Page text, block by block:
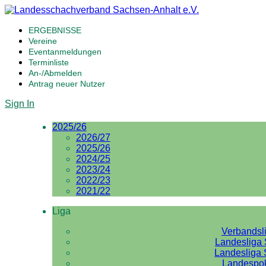
ERGEBNISSE
Vereine
Eventanmeldungen
Terminliste
An-/Abmelden
Antrag neuer Nutzer
Sign In
2025/26
2026/27
2025/26
2024/25
2023/24
2022/23
2021/22
Liga
Landesliga
Landesliga